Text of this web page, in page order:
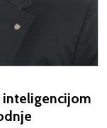
inteligencijom